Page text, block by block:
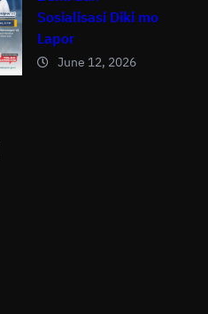
Sosialisasi Diki mo
Lapor
June 12, 2026